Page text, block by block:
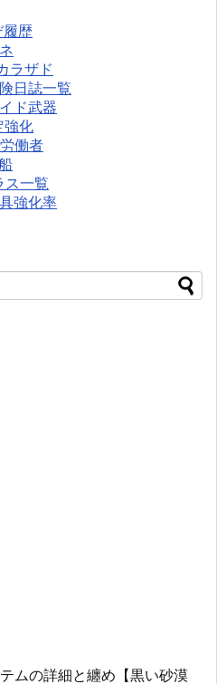
履歴
ラザド
日誌一覧
ド武器
強化
働者
ス一覧
強化率
ムの詳細と纏め【黒い砂漠